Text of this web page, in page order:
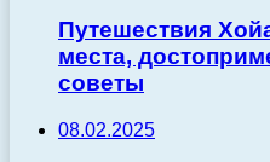
Путешествия
места,
советы
08.02.2025